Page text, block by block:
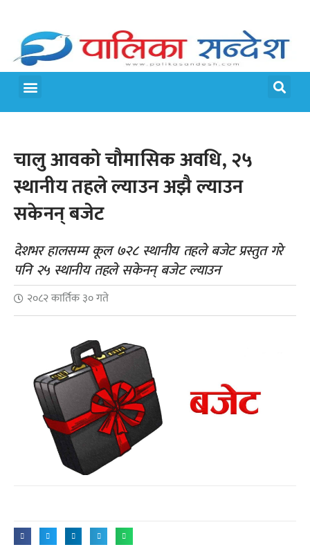
चालु आवको चौमासिक अवधि, २५
स्थानीय तहले ल्याउन अझै ल्याउन
सकेनन् बजेट
देशभर हालसम्म कूल ७२८ स्थानीय तहले बजेट प्रस्तुत गरे
पनि २५ स्थानीय तहले सकेनन् बजेट ल्याउन
२०८२ कार्तिक ३० गते